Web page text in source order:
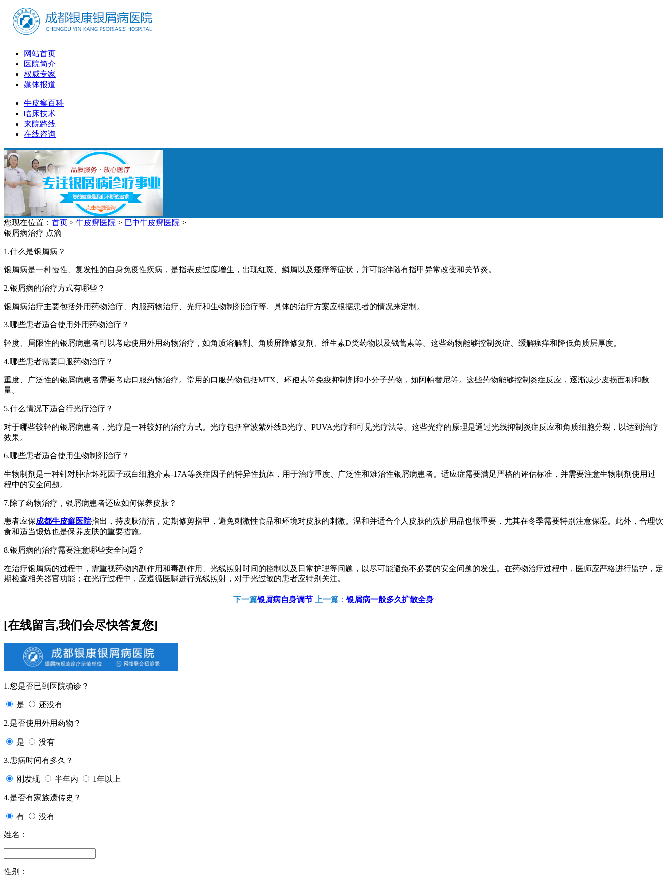
网站首页
医院简介
权威专家
媒体报道
牛皮癣百科
临床技术
来院路线
在线咨询
您现在位置： 首页 > 牛皮癣医院 > 巴中牛皮癣医院 >
银屑病治疗 点滴
1.什么是银屑病？
银屑病是一种慢性、复发性的自身免疫性疾病，是指表皮过度增生，出现红斑、鳞屑以及瘙痒等症状，并可能伴随有指甲异常改变和关节炎。
2.银屑病的治疗方式有哪些？
银屑病治疗主要包括外用药物治疗、内服药物治疗、光疗和生物制剂治疗等。具体的治疗方案应根据患者的情况来定制。
3.哪些患者适合使用外用药物治疗？
轻度、局限性的银屑病患者可以考虑使用外用药物治疗，如角质溶解剂、角质屏障修复剂、维生素D类药物以及钱蒿素等。这些药物能够控制炎症、缓解瘙痒和降低角质层厚度。
4.哪些患者需要口服药物治疗？
重度、广泛性的银屑病患者需要考虑口服药物治疗。常用的口服药物包括MTX、环孢素等免疫抑制剂和小分子药物，如阿帕替尼等。这些药物能够控制炎症反应，逐渐减少皮损面积和数
量。
5.什么情况下适合行光疗治疗？
对于哪些较轻的银屑病患者，光疗是一种较好的治疗方式。光疗包括窄波紫外线B光疗、PUVA光疗和可见光疗法等。这些光疗的原理是通过光线抑制炎症反应和角质细胞分裂，以达到治疗
效果。
6.哪些患者适合使用生物制剂治疗？
生物制剂是一种针对肿瘤坏死因子或白细胞介素-17A等炎症因子的特异性抗体，用于治疗重度、广泛性和难治性银屑病患者。适应症需要满足严格的评估标准，并需要注意生物制剂使用过
程中的安全问题。
7.除了药物治疗，银屑病患者还应如何保养皮肤？
患者应保成都牛皮癣医院指出，持皮肤清洁，定期修剪指甲，避免刺激性食品和环境对皮肤的刺激。温和并适合个人皮肤的洗护用品也很重要，尤其在冬季需要特别注意保湿。此外，合理饮
食和适当锻炼也是保养皮肤的重要措施。
8.银屑病的治疗需要注意哪些安全问题？
在治疗银屑病的过程中，需重视药物的副作用和毒副作用、光线照射时间的控制以及日常护理等问题，以尽可能避免不必要的安全问题的发生。在药物治疗过程中，医师应严格进行监护，定
期检查相关器官功能；在光疗过程中，应遵循医嘱进行光线照射，对于光过敏的患者应特别关注。
下一篇银屑病自身调节 上一篇：银屑病一般多久扩散全身
[在线留言,我们会尽快答复您]
1.您是否已到医院确诊？
是 还没有
2.是否使用外用药物？
是 没有
3.患病时间有多久？
刚发现 半年内 1年以上
4.是否有家族遗传史？
有 没有
姓名：
性别：